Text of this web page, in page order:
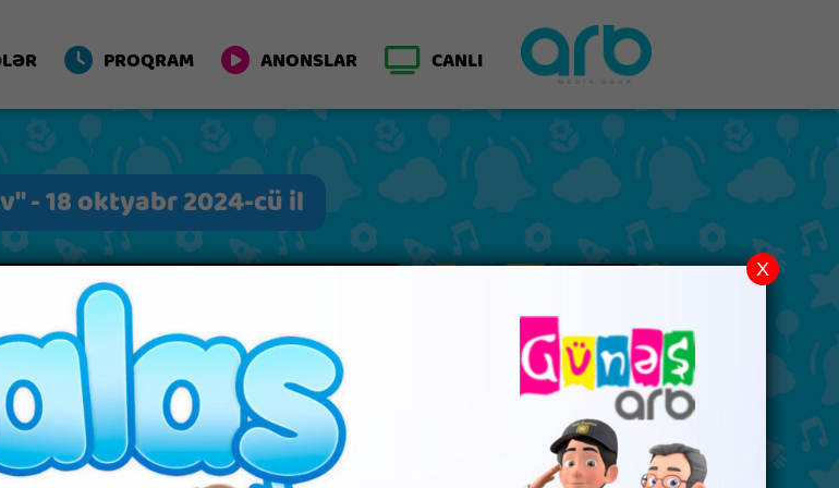
PROQRAM ANONSLAR CANLI
- 18 oktyabr 2024-cü il
X